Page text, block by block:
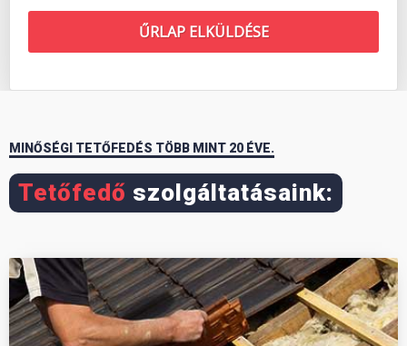
ŰRLAP ELKÜLDÉSE
MINŐSÉGI TETŐFEDÉS TÖBB MINT 20 ÉVE.
Tetőfedő szolgáltatásaink: